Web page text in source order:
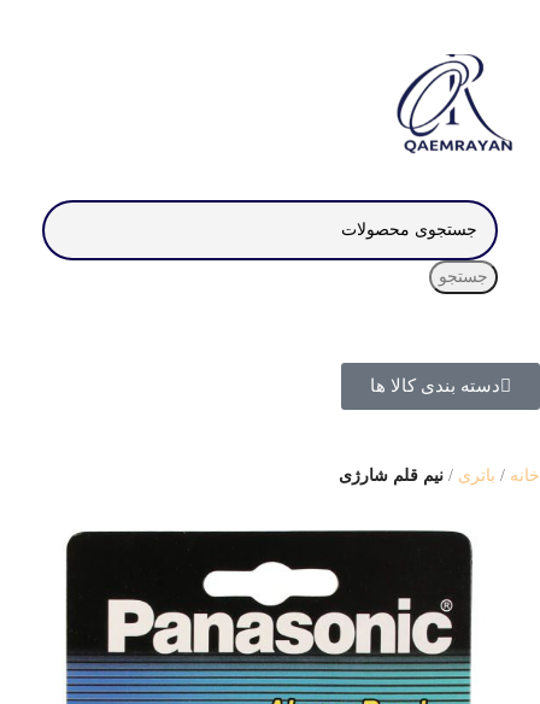
جستجو
دسته بندی کالا ها
خانه باتری نیم قلم شارژی